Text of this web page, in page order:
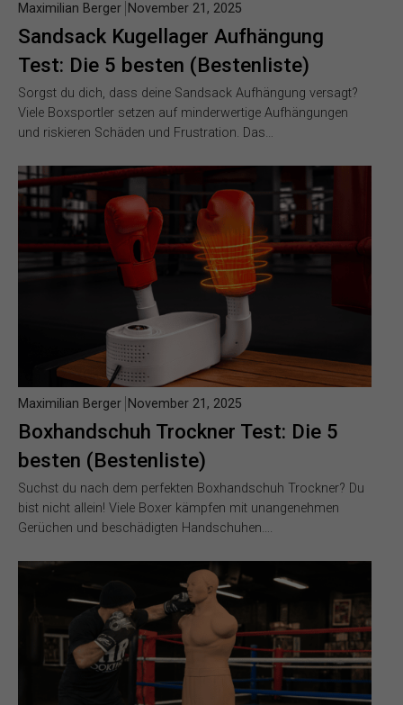
Sandsack Kugellager Aufhängung
Test: Die 5 besten (Bestenliste)
Maximilian Berger November 21, 2025
Sorgst du dich, dass deine Sandsack Aufhängung versagt?
Viele Boxsportler setzen auf minderwertige Aufhängungen
und riskieren Schäden und Frustration. Das…
Boxhandschuh Trockner Test: Die 5
besten (Bestenliste)
Maximilian Berger November 21, 2025
Suchst du nach dem perfekten Boxhandschuh Trockner? Du
bist nicht allein! Viele Boxer kämpfen mit unangenehmen
Gerüchen und beschädigten Handschuhen….